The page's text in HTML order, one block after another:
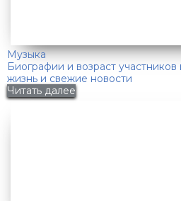
Музыка
Биографии и возраст
жизнь и свежие новости
Читать далее